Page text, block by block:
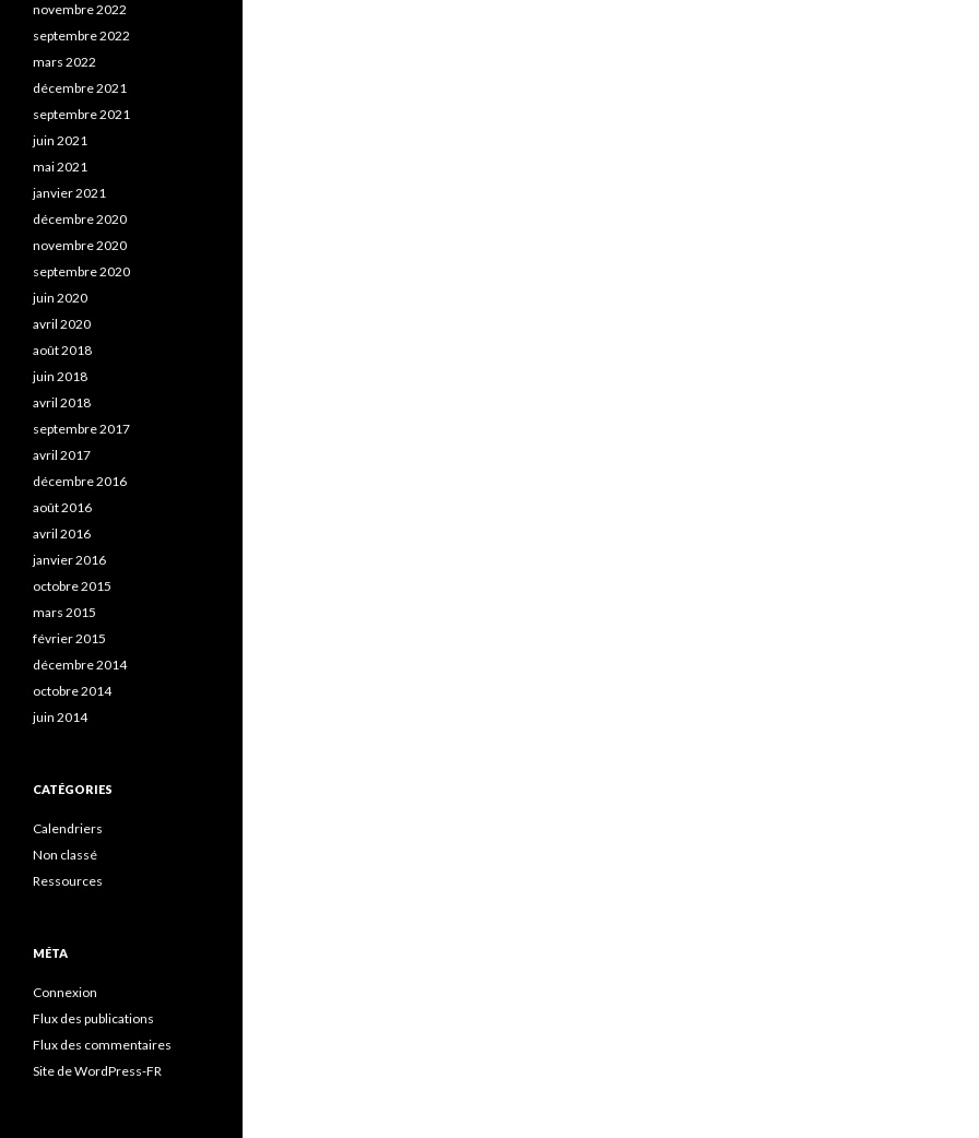
novembre 2022
septembre 2022
mars 2022
décembre 2021
septembre 2021
juin 2021
mai 2021
janvier 2021
décembre 2020
novembre 2020
septembre 2020
juin 2020
avril 2020
août 2018
juin 2018
avril 2018
septembre 2017
avril 2017
décembre 2016
août 2016
avril 2016
janvier 2016
octobre 2015
mars 2015
février 2015
décembre 2014
octobre 2014
juin 2014
CATÉGORIES
Calendriers
Non classé
Ressources
MÉTA
Connexion
Flux des publications
Flux des commentaires
Site de WordPress-FR